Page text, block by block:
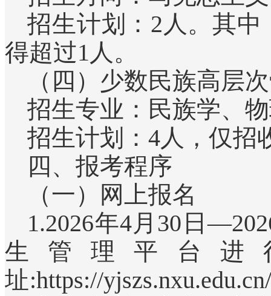
招生计划：2人。其
得超过1人。
（四）少数民族高层
招生专业：民族学、
招生计划：4人，仅招
四、报考程序
（一）网上报名
1.2026年4月30日
生管理平台进
址:https://